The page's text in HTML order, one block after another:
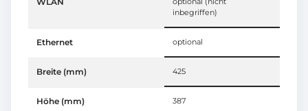
inbegriffen)
Ethernet optional
Breite (mm) 425
Höhe (mm) 387